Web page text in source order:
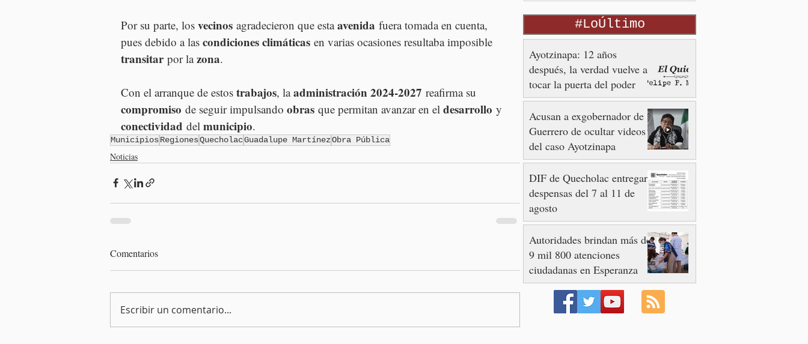
Por su parte, los vecinos agradecieron que esta avenida fuera tomada en cuenta,
pues debido a las condiciones climáticas en varias ocasiones resultaba imposible
transitar por la zona.
Con el arranque de estos trabajos, la administración 2024-2027 reafirma su
compromiso de seguir impulsando obras que permitan avanzar en el desarrollo y
conectividad del municipio.
MunicipiosRegionesQuecholacGuadalupe MartínezObra Pública
Noticias
Comentarios
Escribir un comentario...
#LoÚltimo
Ayotzinapa: 12 años
después, la verdad vuelve a
tocar la puerta del poder
Acusan a exgobernador de
Guerrero de ocultar videos
del caso Ayotzinapa
DIF de Quecholac entregará
despensas del 7 al 11 de
agosto
Autoridades brindan más de
9 mil 800 atenciones
ciudadanas en Esperanza